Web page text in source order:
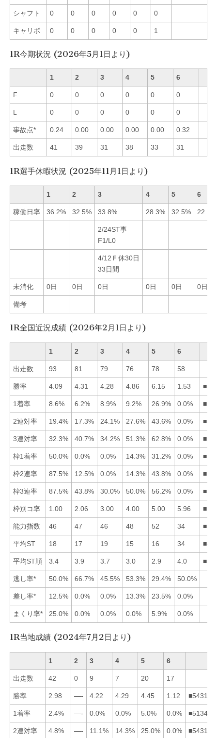
シャフト 0 0 0 0 0 0
キャリボ 0 0 0 0 0 1
1R今期状況 (2026年5月1日より)
1 2 3 4 5 6
F 0 0 0 0 0 0
L 0 0 0 0 0 0
事故点* 0.24 0.00 0.00 0.00 0.00 0.32
出走数 41 39 31 38 33 31
1R選手休暇状況 (2025年11月1日より)
1 2 3 4 5 6
稼働日率 36.2% 32.5% 33.8% 28.3% 32.5% 22.1%
2/24ST事
F1/L0
4/12Ｆ休30日
33日間
未消化 0日 0日 0日 0日 0日 0日
備考
1R全国近況成績 (2026年2月1日より)
1 2 3 4 5 6
出走数 93 81 79 76 78 58
勝率 4.09 4.31 4.28 4.86 6.15 1.53
1着率 8.6% 6.2% 8.9% 9.2% 26.9% 0.0%
2連対率 19.4% 17.3% 24.1% 27.6% 43.6% 0.0%
3連対率 32.3% 40.7% 34.2% 51.3% 62.8% 0.0%
枠1着率 50.0% 0.0% 0.0% 14.3% 31.2% 0.0%
枠2連率 87.5% 12.5% 0.0% 14.3% 43.8% 0.0%
枠3連率 87.5% 43.8% 30.0% 50.0% 56.2% 0.0%
枠別コ率 1.00 2.06 3.00 4.00 5.00 5.96
能力指数 46 47 46 48 52 34
平均ST 18 17 19 15 16 34
平均ST順 3.4 3.9 3.7 3.0 2.9 4.0
逃し率* 50.0% 66.7% 45.5% 53.3% 29.4% 50.0%
差し率* 12.5% 0.0% 0.0% 13.3% 23.5% 0.0%
まくり率* 25.0% 0.0% 0.0% 0.0% 5.9% 0.0%
1R当地成績 (2024年7月2日より)
1 2 3 4 5 6
出走数 42 0 9 7 20 17
勝率 2.98 —- 4.22 4.29 4.45 1.12 ■543162
1着率 2.4% —- 0.0% 0.0% 5.0% 0.0% ■513462
2連対率 4.8% —- 11.1% 14.3% 25.0% 0.0% ■543162